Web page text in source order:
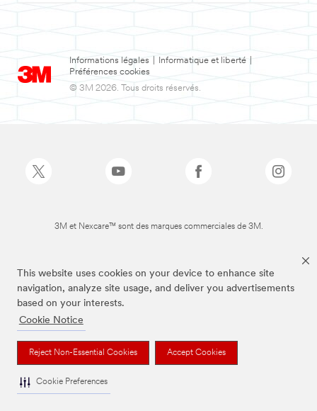
This website uses cookies on your device to enhance site
navigation, analyze site usage, and deliver you advertisements
based on your interests.
Cookie Notice
Reject Non-Essential Cookies Accept Cookies
Cookie Preferences
Informations légales Informatique et liberté
Préférences cookies
© 3M 2026. Tous droits réservés.
3M et Nexcare™ sont des marques commerciales de 3M.